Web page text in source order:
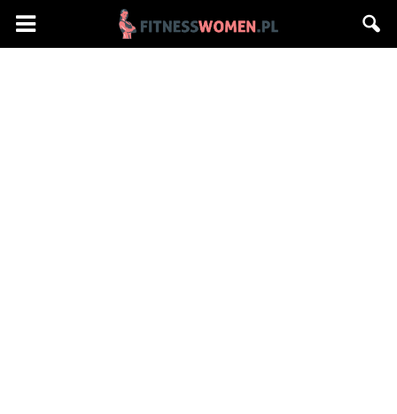
Fitnesswomen.pl